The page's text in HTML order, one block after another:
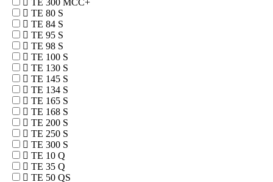
TE 300 MCC+
TE 80 S
TE 84 S
TE 95 S
TE 98 S
TE 100 S
TE 130 S
TE 145 S
TE 134 S
TE 165 S
TE 168 S
TE 200 S
TE 250 S
TE 300 S
TE 10 Q
TE 35 Q
TE 50 QS